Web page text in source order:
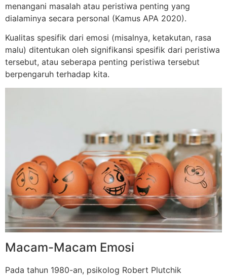
menangani masalah atau peristiwa penting yang
dialaminya secara personal (Kamus APA 2020).
Kualitas spesifik dari emosi (misalnya, ketakutan, rasa
malu) ditentukan oleh signifikansi spesifik dari peristiwa
tersebut, atau seberapa penting peristiwa tersebut
berpengaruh terhadap kita.
Macam-Macam Emosi
Pada tahun 1980-an, psikolog Robert Plutchik